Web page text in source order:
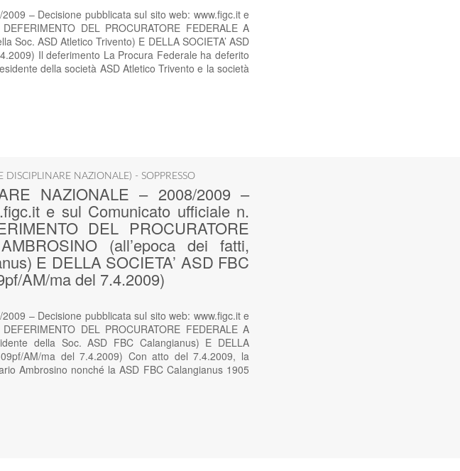
– Decisione pubblicata sul sito web: www.figc.it e
DEL PROCURATORE FEDERALE A
Soc. ASD Atletico Trivento) E DELLA SOCIETA’ ASD
Il deferimento La Procura Federale ha deferito
della società ASD Atletico Trivento e la società
DISCIPLINARE NAZIONALE) - SOPPRESSO
NAZIONALE – 2008/2009 –
e sul Comunicato ufficiale n.
DEL PROCURATORE
(all’epoca dei fatti,
E DELLA SOCIETA’ ASD FBC
AM/ma del 7.4.2009)
– Decisione pubblicata sul sito web: www.figc.it e
DEL PROCURATORE FEDERALE A
della Soc. ASD FBC Calangianus) E DELLA
AM/ma del 7.4.2009) Con atto del 7.4.2009, la
Ambrosino nonché la ASD FBC Calangianus 1905